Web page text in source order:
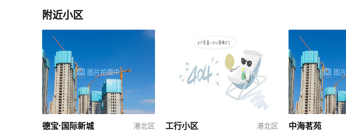
附近小区
德宝·国际新城 港北区 工行小区 港北区 中海茗苑